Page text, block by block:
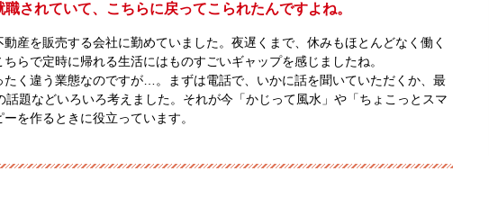
されていて、こちらに戻ってこられたんですよね。
産を販売する会社に勤めていました。夜遅くまで、休みもほとんどなく働く
らで定時に帰れる生活にはものすごいギャップを感じましたね。
たく違う業態なのですが…。まずは電話で、いかに話を聞いていただくか、最
題などいろいろ考えました。それが今「かじって風水」や「ちょこっとスマ
を作るときに役立っています。